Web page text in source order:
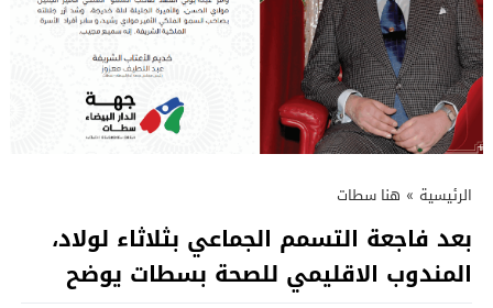
الرئيسية » هنا سطات
بعد فاجعة التسمم الجماعي بثلاثاء لولاد،
المندوب الاقليمي للصحة بسطات يوضح